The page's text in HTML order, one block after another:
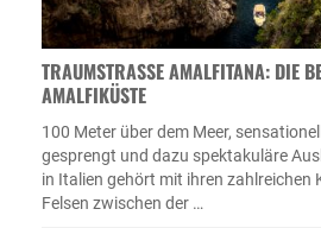
TRAUMSTRASSE AMALFITANA: DIE
MALFIKÜSTE
100 Meter über dem Meer,
gesprengt und dazu spektakuläre
in Italien gehört mit ihren zahlreichen
Felsen zwischen der …